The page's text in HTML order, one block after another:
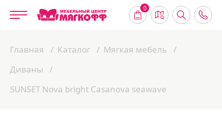
0
Главная Каталог
Мягкая мебель
Диваны
SUNSET Nova bright Casanova seawave